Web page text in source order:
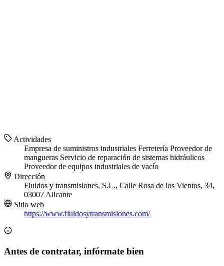
Actividades
Empresa de suministros industriales Ferretería Proveedor de
mangueras Servicio de reparación de sistemas hidráulicos
Proveedor de equipos industriales de vacío
Dirección
Fluidos y transmisiones, S.L., Calle Rosa de los Vientos, 34,
03007 Alicante
Sitio web
https://www.fluidosytransmisiones.com/
Antes de contratar, infórmate bien